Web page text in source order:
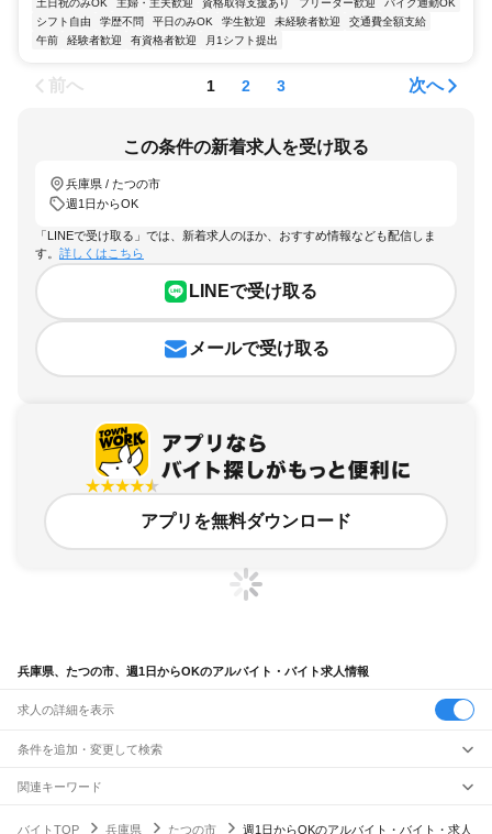
土日祝のみOK
主婦・主夫歓迎 資格取得支援あり フリーター歓迎
バイク通勤OK
シフト自由
学歴不問 平日のみOK 学生歓迎 未経験者歓迎
交通費全額支給
午前
経験者歓迎 有資格者歓迎 月1シフト提出
前へ 1 2 3 次へ
この条件の新着求人を受け取る
兵庫県 / たつの市
週1日からOK
「LINEで受け取る」では、新着求人のほか、おすすめ情報なども配信しま
す。 詳しくはこちら
LINEで受け取る
メールで受け取る
アプリを無料ダウンロード
兵庫県、たつの市、週1日からOKのアルバイト・バイト求人情報
求人の詳細を表示
条件を追加・変更して検索
市区町村を追加・変更
駅を追加・変更
関連キーワード
バイトTOP 兵庫県 たつの市 週1日からOKのアルバイト・バイト・求人